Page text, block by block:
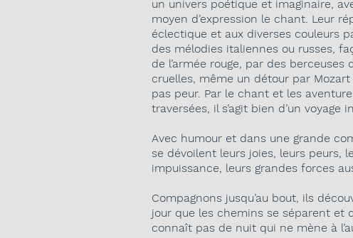
un univers poétique et imaginaire,
moyen d’expression le chant. Leur
éclectique et aux diverses couleurs
des mélodies italiennes ou russes,
de l’armée rouge, par des berceuses
cruelles, même un détour par
pas peur. Par le chant et les
traversées, il s’agit bien d’un voyage
Avec humour et dans une grande
se dévoilent leurs joies, leurs peurs,
impuissance, leurs grandes forces
Compagnons jusqu’au bout, ils
jour que les chemins se séparent et
connaît pas de nuit qui ne mène à